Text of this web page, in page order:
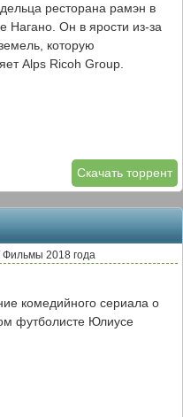
ресторана рамэн в
Нагано. Он в ярости из-за
которую
Alps Ricoh Group.
Скачать торрент
Фильмы 2018 года
комедийного сериала о
футболисте Юлиусе